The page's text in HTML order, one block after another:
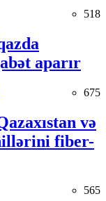
518
aparır
675
və
fiber-
565